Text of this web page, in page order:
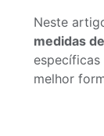
Neste
medidas
melhor